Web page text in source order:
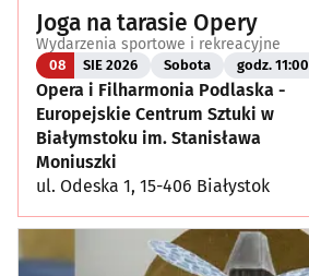
Joga na tarasie Opery
Wydarzenia sportowe i rekreacyjne
08 SIE 2026 Sobota godz. 11:00
Opera i Filharmonia Podlaska -
Europejskie Centrum Sztuki w
Białymstoku im. Stanisława
Moniuszki
ul. Odeska 1, 15-406 Białystok